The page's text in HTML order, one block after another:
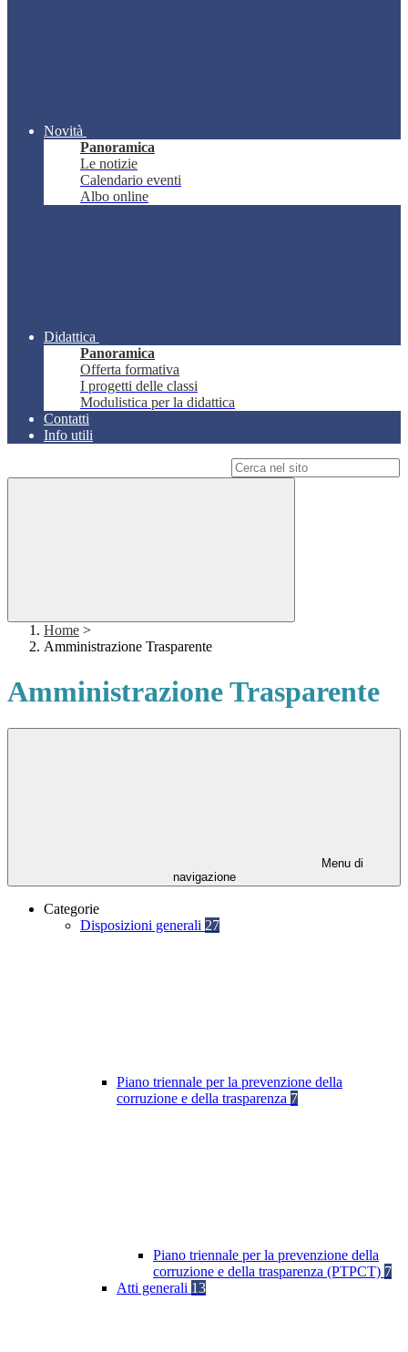
Novità
Panoramica
Le notizie
Calendario eventi
Albo online
Didattica
Panoramica
Offerta formativa
I progetti delle classi
Modulistica per la didattica
Contatti
Info utili
Home >
Amministrazione Trasparente
Amministrazione Trasparente
Menu di
navigazione
Categorie
Disposizioni generali 27
Piano triennale per la prevenzione della
corruzione e della trasparenza 7
Piano triennale per la prevenzione della
corruzione e della trasparenza (PTPCT) 7
Atti generali 13